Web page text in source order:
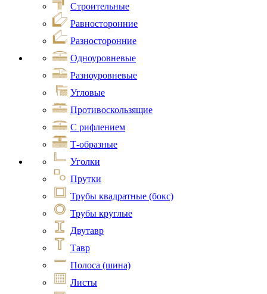
Строительные
Равносторонние
Разносторонние
Одноуровневые
Разноуровневые
Угловые
Противоскользящие
С рифлением
Т-образные
Уголки
Прутки
Трубы квадратные (бокс)
Трубы круглые
Двутавр
Тавр
Полоса (шина)
Листы